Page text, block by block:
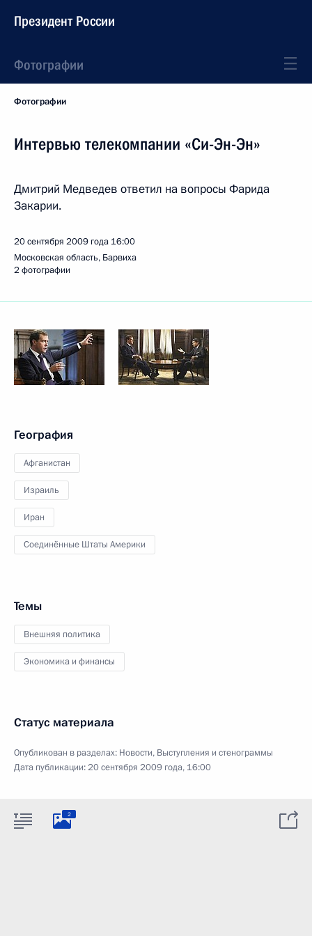
Президент России
Фотографии
Фотографии
Интервью телекомпании «Си-Эн-Эн»
Дмитрий Медведев ответил на вопросы Фарида
Закарии.
20 сентября 2009 года 16:00
Московская область, Барвиха
2 фотографии
География
Афганистан
Израиль
Иран
Соединённые Штаты Америки
Темы
Внешняя политика
Экономика и финансы
Статус материала
Опубликован в разделах: Новости, Выступления и стенограммы
Дата публикации:20 сентября 2009 года, 16:00
2